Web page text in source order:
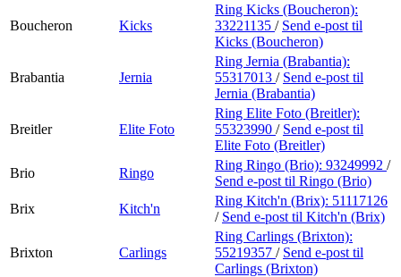
Boucheron Kicks
Ring Kicks (Boucheron):
33221135 / Send e-post til
Kicks (Boucheron)
Brabantia Jernia
Ring Jernia (Brabantia):
55317013 / Send e-post til
Jernia (Brabantia)
Breitler Elite Foto
Ring Elite Foto (Breitler):
55323990 / Send e-post til
Elite Foto (Breitler)
Brio
Ringo
Ring Ringo (Brio): 93249992 /
Send e-post til Ringo (Brio)
Brix
Kitch'n
Ring Kitch'n (Brix): 51117126
/ Send e-post til Kitch'n (Brix)
Brixton Carlings
Ring Carlings (Brixton):
55219357 / Send e-post til
Carlings (Brixton)